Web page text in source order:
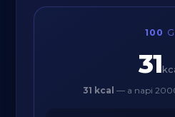
100 G
31
31 kcal — a napi